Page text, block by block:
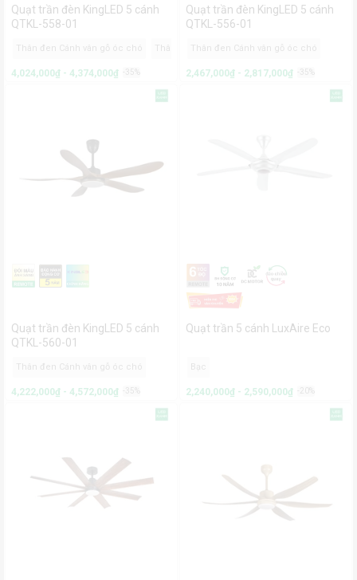
Quạt trần đèn KingLED 5 cánh
QTKL-558-01
Thân đen Cánh vân gỗ óc chó Thân trắng Cánh trắng
4,024,000₫ - 4,374,000₫ -35%
Quạt trần đèn KingLED 5 cánh
QTKL-556-01
Thân đen Cánh vân gỗ óc chó
2,467,000₫ - 2,817,000₫ -35%
Quạt trần đèn KingLED 5 cánh
QTKL-560-01
Thân đen Cánh vân gỗ óc chó
4,222,000₫ - 4,572,000₫ -35%
Quạt trần 5 cánh LuxAire Eco
Bạc
2,240,000₫ - 2,590,000₫